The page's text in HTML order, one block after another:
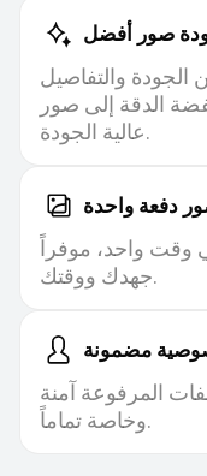
صور أفضل
والتفاصيل
الدقة إلى صور
عالية الجودة.
دفعة واحدة
وقت واحد، موفراً
جهدك ووقتك.
مضمونة
المرفوعة آمنة
وخاصة تماماً.